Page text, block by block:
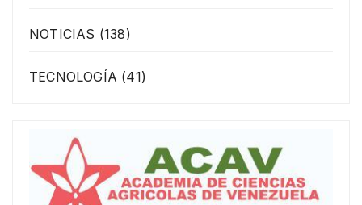
NOTICIAS (138)
TECNOLOGÍA (41)